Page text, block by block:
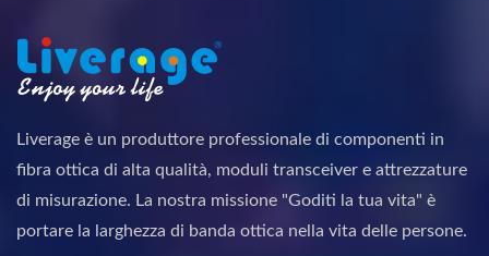
Liverage è un produttore professionale di componenti in
fibra ottica di alta qualità, moduli transceiver e attrezzature
di misurazione. La nostra missione "Goditi la tua vita" è
portare la larghezza di banda ottica nella vita delle persone.